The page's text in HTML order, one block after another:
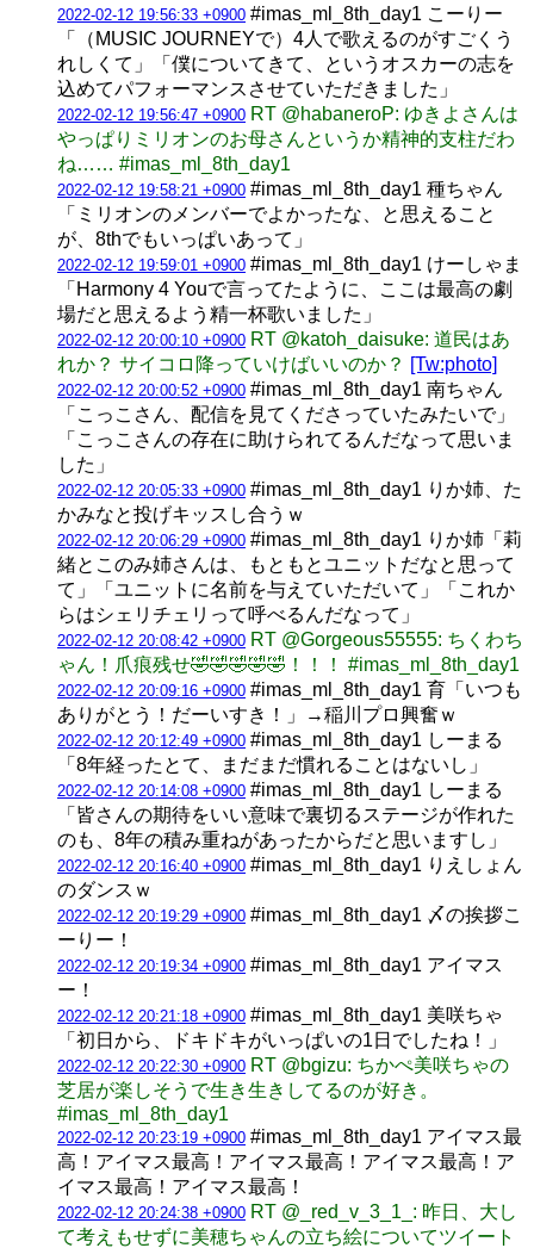
2022-02-12 19:56:33 +0900 #imas_ml_8th_day1 こーりー
「（MUSIC JOURNEYで）4人で歌えるのがすごくう
れしくて」「僕についてきて、というオスカーの志を
込めてパフォーマンスさせていただきました」
2022-02-12 19:56:47 +0900 RT @habaneroP: ゆきよさんは
やっぱりミリオンのお母さんというか精神的支柱だわ
ね…… #imas_ml_8th_day1
2022-02-12 19:58:21 +0900 #imas_ml_8th_day1 種ちゃん
「ミリオンのメンバーでよかったな、と思えること
が、8thでもいっぱいあって」
2022-02-12 19:59:01 +0900 #imas_ml_8th_day1 けーしゃま
「Harmony 4 Youで言ってたように、ここは最高の劇
場だと思えるよう精一杯歌いました」
2022-02-12 20:00:10 +0900 RT @katoh_daisuke: 道民はあ
れか？ サイコロ降っていけばいいのか？ [Tw:photo]
2022-02-12 20:00:52 +0900 #imas_ml_8th_day1 南ちゃん
「こっこさん、配信を見てくださっていたみたいで」
「こっこさんの存在に助けられてるんだなって思いま
した」
2022-02-12 20:05:33 +0900 #imas_ml_8th_day1 りか姉、た
かみなと投げキッスし合うｗ
2022-02-12 20:06:29 +0900 #imas_ml_8th_day1 りか姉「莉
緒とこのみ姉さんは、もともとユニットだなと思って
て」「ユニットに名前を与えていただいて」「これか
らはシェリチェリって呼べるんだなって」
2022-02-12 20:08:42 +0900 RT @Gorgeous55555: ちくわち
ゃん！爪痕残せ🤣🤣🤣🤣🤣！！！ #imas_ml_8th_day1
2022-02-12 20:09:16 +0900 #imas_ml_8th_day1 育「いつも
ありがとう！だーいすき！」→稲川プロ興奮ｗ
2022-02-12 20:12:49 +0900 #imas_ml_8th_day1 しーまる
「8年経ったとて、まだまだ慣れることはないし」
2022-02-12 20:14:08 +0900 #imas_ml_8th_day1 しーまる
「皆さんの期待をいい意味で裏切るステージが作れた
のも、8年の積み重ねがあったからだと思いますし」
2022-02-12 20:16:40 +0900 #imas_ml_8th_day1 りえしょん
のダンスｗ
2022-02-12 20:19:29 +0900 #imas_ml_8th_day1 〆の挨拶こ
ーりー！
2022-02-12 20:19:34 +0900 #imas_ml_8th_day1 アイマス
ー！
2022-02-12 20:21:18 +0900 #imas_ml_8th_day1 美咲ちゃ
「初日から、ドキドキがいっぱいの1日でしたね！」
2022-02-12 20:22:30 +0900 RT @bgizu: ちかぺ美咲ちゃの
芝居が楽しそうで生き生きしてるのが好き。
#imas_ml_8th_day1
2022-02-12 20:23:19 +0900 #imas_ml_8th_day1 アイマス最
高！アイマス最高！アイマス最高！アイマス最高！ア
イマス最高！アイマス最高！
2022-02-12 20:24:38 +0900 RT @_red_v_3_1_: 昨日、大し
て考えもせずに美穂ちゃんの立ち絵についてツイート